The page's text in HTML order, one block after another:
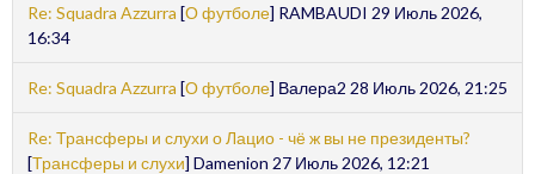
Re: Squadra Azzurra [О футболе] RAMBAUDI 29 Июль 2026,
16:34
Re: Squadra Azzurra [О футболе] Валера2 28 Июль 2026, 21:25
Re: Трансферы и слухи о Лацио - чё ж вы не президенты?
[Трансферы и слухи] Damenion 27 Июль 2026, 12:21